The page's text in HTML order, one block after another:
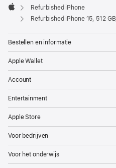
Apple
Refurbished iPhone
Refurbished iPhone 15, 512
Bestellen en informatie
Apple Wallet
Account
Entertainment
Apple Store
Voor bedrijven
Voor het onderwijs